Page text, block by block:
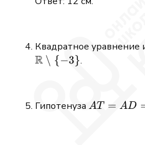
Квадратное уравнение
R ∖ {−3}.
ГипотенузаAT
AT = A D